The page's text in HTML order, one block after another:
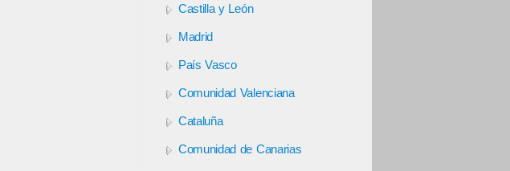
Castilla y León
Madrid
País Vasco
Comunidad Valenciana
Cataluña
Comunidad de Canarias